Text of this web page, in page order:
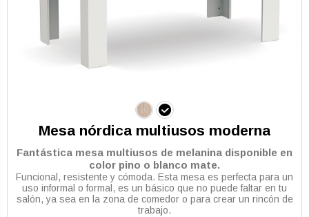
Mesa nórdica multiusos moderna
Fantástica mesa multiusos de melanina disponible en
color pino o blanco mate.
Funcional, resistente y cómoda. Esta mesa es perfecta para un
uso informal o formal, es un básico que no puede faltar en tu
salón, ya sea en la zona de comedor o para crear un rincón de
trabajo.